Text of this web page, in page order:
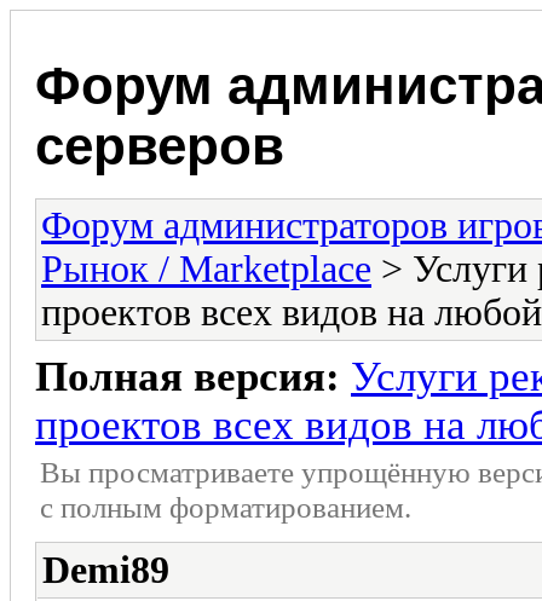
Форум
серверов
Форум администраторов
Рынок / Marketplace >
проектов всех видов на
Полная версия: Услуги
проектов всех видов на
Вы просматриваете упрощённую
с полным форматированием.
Demi89